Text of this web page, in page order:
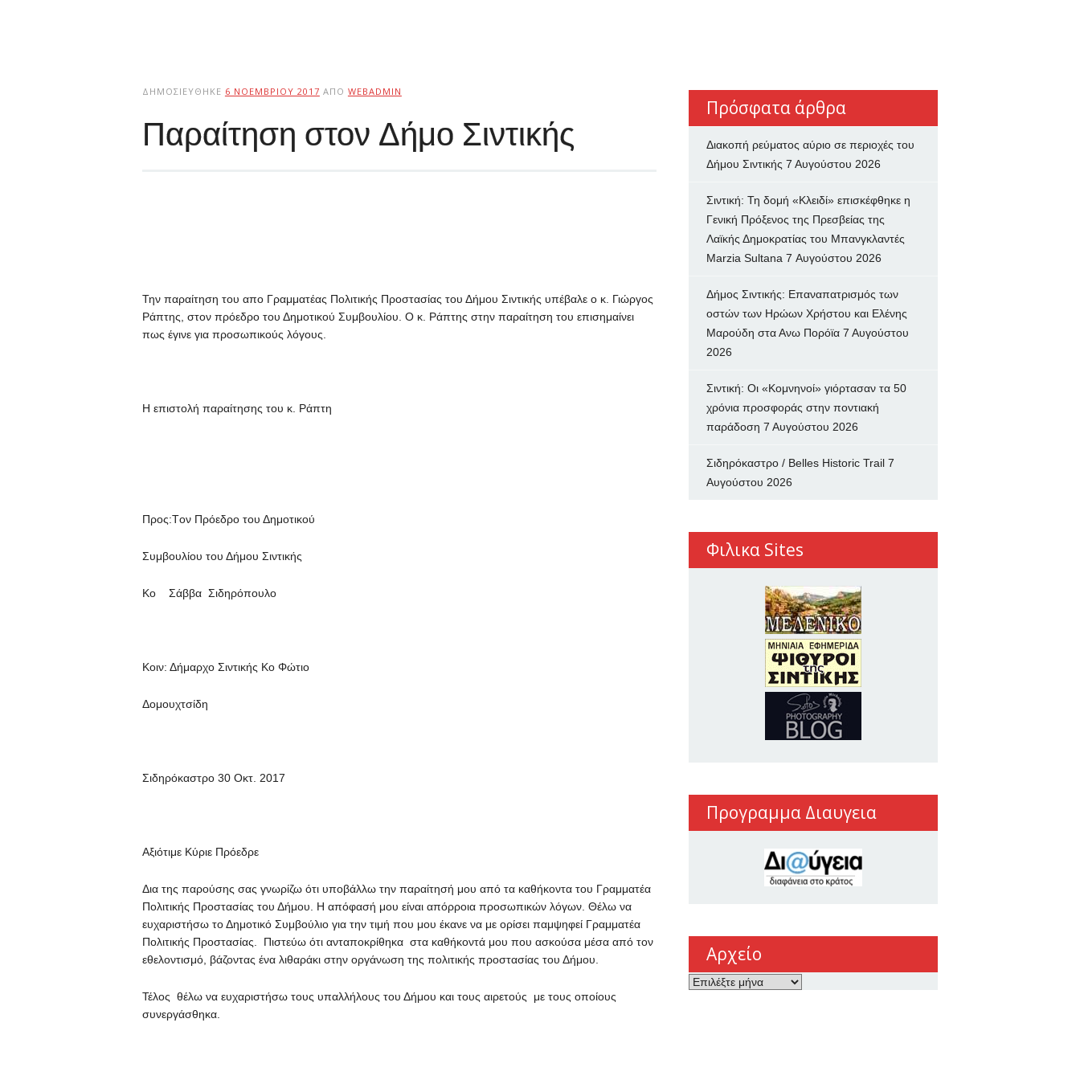
ΔΗΜΟΣΙΕΎΘΗΚΕ 6 ΝΟΕΜΒΡΊΟΥ 2017 ΑΠΌ WEBADMIN
Παραίτηση στον Δήμο Σιντικής
Την παραίτηση του απο Γραμματέας Πολιτικής Προστασίας του Δήμου Σιντικής υπέβαλε ο κ. Γιώργος
Ράπτης, στον πρόεδρο του Δημοτικού Συμβουλίου. Ο κ. Ράπτης στην παραίτηση του επισημαίνει
πως έγινε για προσωπικούς λόγους.
Η επιστολή παραίτησης του κ. Ράπτη
Προς:Tον Πρόεδρο του Δημοτικού
Συμβουλίου του Δήμου Σιντικής
Κο Σάββα Σιδηρόπουλο
Κοιν: Δήμαρχο Σιντικής Κο Φώτιο
Δομουχτσίδη
Σιδηρόκαστρο 30 Οκτ. 2017
Αξιότιμε Κύριε Πρόεδρε
Δια της παρούσης σας γνωρίζω ότι υποβάλλω την παραίτησή μου από τα καθήκοντα του Γραμματέα
Πολιτικής Προστασίας του Δήμου. Η απόφασή μου είναι απόρροια προσωπικών λόγων. Θέλω να
ευχαριστήσω το Δημοτικό Συμβούλιο για την τιμή που μου έκανε να με ορίσει παμψηφεί Γραμματέα
Πολιτικής Προστασίας. Πιστεύω ότι ανταποκρίθηκα στα καθήκοντά μου που ασκούσα μέσα από τον
εθελοντισμό, βάζοντας ένα λιθαράκι στην οργάνωση της πολιτικής προστασίας του Δήμου.
Τέλος θέλω να ευχαριστήσω τους υπαλλήλους του Δήμου και τους αιρετούς με τους οποίους
συνεργάσθηκα.
Πρόσφατα άρθρα
Διακοπή ρεύματος αύριο σε περιοχές του
Δήμου Σιντικής 7 Αυγούστου 2026
Σιντική: Τη δομή «Κλειδί» επισκέφθηκε η
Γενική Πρόξενος της Πρεσβείας της
Λαϊκής Δημοκρατίας του Μπανγκλαντές
Marzia Sultana 7 Αυγούστου 2026
Δήμος Σιντικής: Επαναπατρισμός των
oστών των Ηρώων Χρήστου και Ελένης
Μαρούδη στα Ανω Πορόϊα 7 Αυγούστου
2026
Σιντική: Οι «Κομνηνοί» γιόρτασαν τα 50
χρόνια προσφοράς στην ποντιακή
παράδοση 7 Αυγούστου 2026
Σιδηρόκαστρο / Belles Historic Trail 7
Αυγούστου 2026
Φιλικα Sites
Προγραμμα Διαυγεια
Αρχείο
Αρχείο